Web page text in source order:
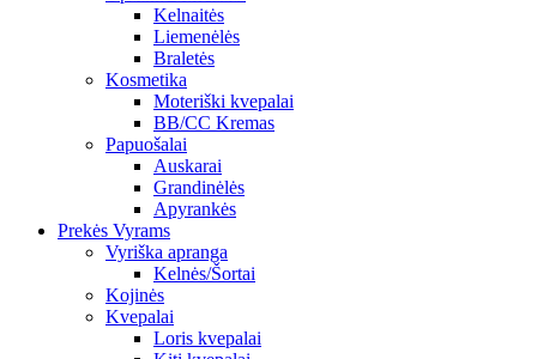
Kelnaitės
Liemenėlės
Braletės
Kosmetika
Moteriški kvepalai
BB/CC Kremas
Papuošalai
Auskarai
Grandinėlės
Apyrankės
Prekės Vyrams
Vyriška apranga
Kelnės/Šortai
Kojinės
Kvepalai
Loris kvepalai